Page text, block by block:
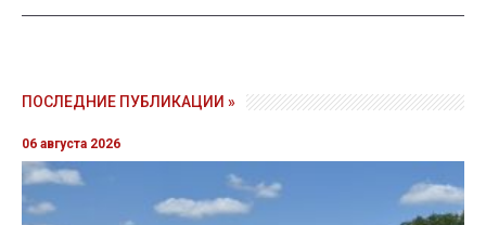
ПОСЛЕДНИЕ ПУБЛИКАЦИИ »
06 августа 2026